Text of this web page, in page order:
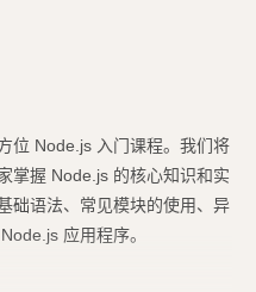
位 Node.js 入门课程。我们将
掌握 Node.js 的核心知识和实
础语法、常见模块的使用、异
应用程序。